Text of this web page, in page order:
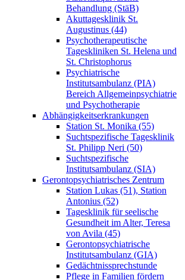
Behandlung (StäB)
Akuttagesklinik St.
Augustinus (44)
Psychotherapeutische
Tageskliniken St. Helena und
St. Christophorus
Psychiatrische
Institutsambulanz (PIA)
Bereich Allgemeinpsychiatrie
und Psychotherapie
Abhängigkeitserkrankungen
Station St. Monika (55)
Suchtspezifische Tagesklinik
St. Philipp Neri (50)
Suchtspezifische
Institutsambulanz (SIA)
Gerontopsychiatrisches Zentrum
Station Lukas (51), Station
Antonius (52)
Tagesklinik für seelische
Gesundheit im Alter, Teresa
von Avila (45)
Gerontopsychiatrische
Institutsambulanz (GIA)
Gedächtnissprechstunde
Pflege in Familien fördern